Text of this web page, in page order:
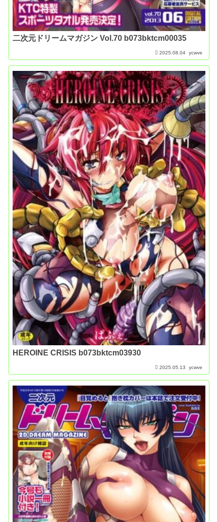
二次元ドリームマガジン Vol.70 b073bktcm00035
2025.08.04 ycwve
HEROINE CRISIS b073bktcm03930
2025.05.13 ycwve